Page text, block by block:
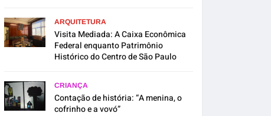
ARQUITETURA
Visita Mediada: A Caixa Econômica
Federal enquanto Patrimônio
Histórico do Centro de São Paulo
CRIANÇA
Contação de história: “A menina, o
cofrinho e a vovó”